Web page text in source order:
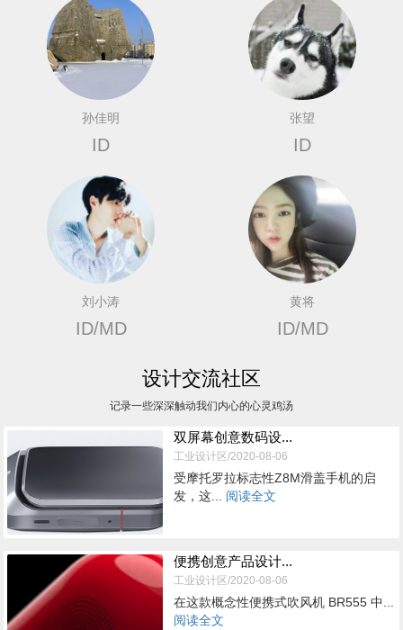
孙佳明
ID
张望
ID
刘小涛
ID/MD
黄将
ID/MD
设计交流社区
记录一些深深触动我们内心的心灵鸡汤
双屏幕创意数码设...
工业设计区/2020-08-06
受摩托罗拉标志性Z8M滑盖手机的启
发，这... 阅读全文
便携创意产品设计...
工业设计区/2020-08-06
在这款概念性便携式吹风机 BR555 中...
阅读全文